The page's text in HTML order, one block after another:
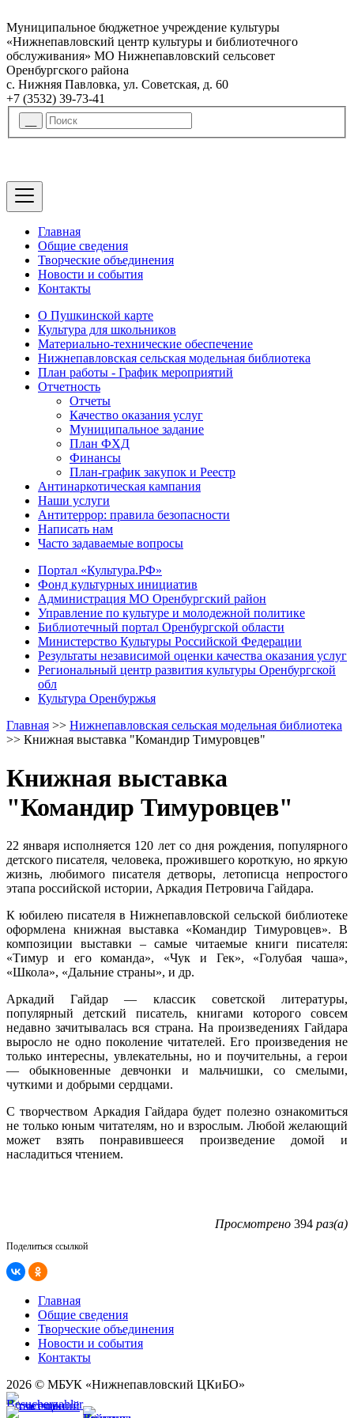
Муниципальное бюджетное учреждение культуры
«Нижнепавловский центр культуры и библиотечного
обслуживания» МО Нижнепавловский сельсовет
Оренбургского района
с. Нижняя Павловка, ул. Советская, д. 60
+7 (3532) 39-73-41
Главная
Общие сведения
Творческие объединения
Новости и события
Контакты
О Пушкинской карте
Культура для школьников
Материально-технические обеспечение
Нижнепавловская сельская модельная библиотека
План работы - График мероприятий
Отчетность
Отчеты
Качество оказания услуг
Муниципальное задание
План ФХД
Финансы
План-график закупок и Реестр
Антинаркотическая кампания
Наши услуги
Антитеррор: правила безопасности
Написать нам
Часто задаваемые вопросы
Портал «Культура.РФ»
Фонд культурных инициатив
Администрация МО Оренбургский район
Управление по культуре и молодежной политике
Библиотечный портал Оренбургской области
Министерство Культуры Российской Федерации
Результаты независимой оценки качества оказания услуг
Региональный центр развития культуры Оренбургской
обл
Культура Оренбуржья
Главная >> Нижнепавловская сельская модельная библиотека
>> Книжная выставка "Командир Тимуровцев"
Книжная выставка
"Командир Тимуровцев"
22 января исполняется 120 лет со дня рождения, популярного
детского писателя, человека, прожившего короткую, но яркую
жизнь, любимого писателя детворы, летописца непростого
этапа российской истории, Аркадия Петровича Гайдара.
К юбилею писателя в Нижнепавловской сельской библиотеке
оформлена книжная выставка «Командир Тимуровцев». В
композиции выставки – самые читаемые книги писателя:
«Тимур и его команда», «Чук и Гек», «Голубая чаша»,
«Школа», «Дальние страны», и др.
Аркадий Гайдар — классик советской литературы,
популярный детский писатель, книгами которого совсем
недавно зачитывалась вся страна. На произведениях Гайдара
выросло не одно поколение читателей. Его произведения не
только интересны, увлекательны, но и поучительны, а герои
— обыкновенные девчонки и мальчишки, со смелыми,
чуткими и добрыми сердцами.
С творчеством Аркадия Гайдара будет полезно ознакомиться
не только юным читателям, но и взрослым. Любой желающий
может взять понравившееся произведение домой и
насладиться чтением.
Просмотрено 394 раз(а)
Поделиться ссылкой
Главная
Общие сведения
Творческие объединения
Новости и события
Контакты
2026 © МБУК «Нижнепавловский ЦКиБО»